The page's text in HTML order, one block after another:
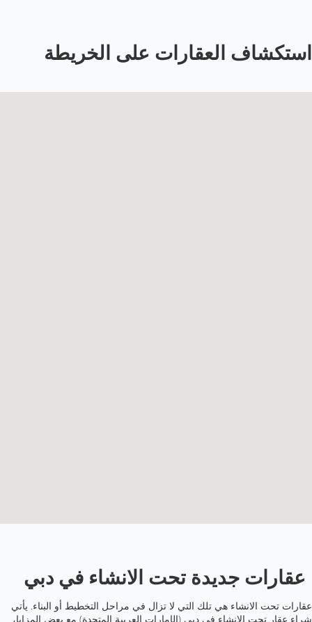
استكشاف العقارات على الخريطة
عقارات جديدة تحت الانشاء في دبي
عقارات تحت الانشاء هي تلك التي لا تزال في مراحل التخطيط أو البناء. يأتي
شراء عقار تحت الانشاء في دبي (الإمارات العربية المتحدة) مع بعض المزايا،